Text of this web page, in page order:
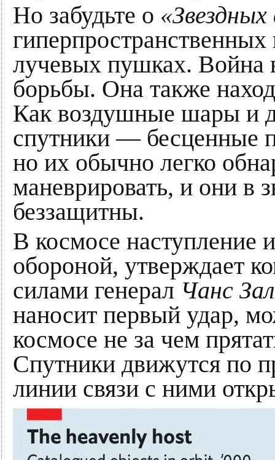
Но забудьте о «Звездных
лучевых пушках. Война
борьбы. Она также
Как воздушные шары и
спутники — бесценные
но их обычно легко
маневрировать, и они в
беззащитны.
В космосе наступление
обороной, утверждает
силами генерал Чaнс
наносит первый удар,
космосе не за чем
Спутники движутся по
линии связи с ними